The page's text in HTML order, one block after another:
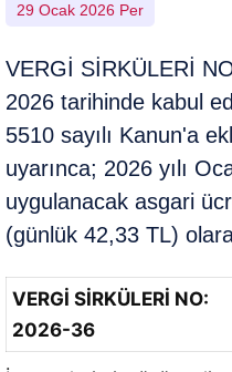
29 Ocak 2026 Per
VERGİ SİRKÜLERİ
2026 tarihinde kabul
5510 sayılı Kanun'a
uyarınca; 2026 yılı
uygulanacak asgari
(günlük 42,33 TL)
VERGİ SİRKÜLERİ NO:
2026-36